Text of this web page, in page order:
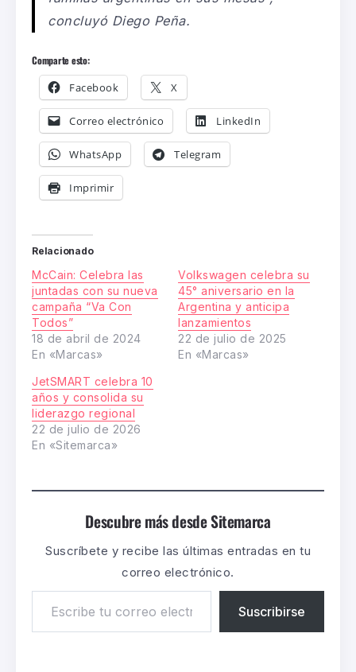
concluyó Diego Peña.
Comparte esto:
Facebook X
Correo electrónico LinkedIn
WhatsApp Telegram
Imprimir
Relacionado
McCain: Celebra las
juntadas con su nueva
campaña “Va Con
Todos”
18 de abril de 2024
En «Marcas»
Volkswagen celebra su
45° aniversario en la
Argentina y anticipa
lanzamientos
22 de julio de 2025
En «Marcas»
JetSMART celebra 10
años y consolida su
liderazgo regional
22 de julio de 2026
En «Sitemarca»
Descubre más desde Sitemarca
Suscríbete y recibe las últimas entradas en tu
correo electrónico.
Suscribirse